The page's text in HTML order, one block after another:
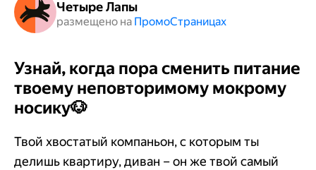
Четыре Лапы
размещено на Промо​​​​​​​Страницах
Узнай, когда пора сменить питание
твоему неповторимому мокрому
носику🐶
Твой хвостатый компаньон, с которым ты
делишь квартиру, диван – он же твой самый